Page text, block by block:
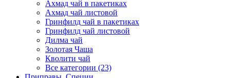
Ахмад чай в пакетиках
Ахмад чай листовой
Гринфилд чай в пакетиках
Гринфилд чай листовой
Дилма чай
Золотая Чаша
Кволити чай
Все категории (23)